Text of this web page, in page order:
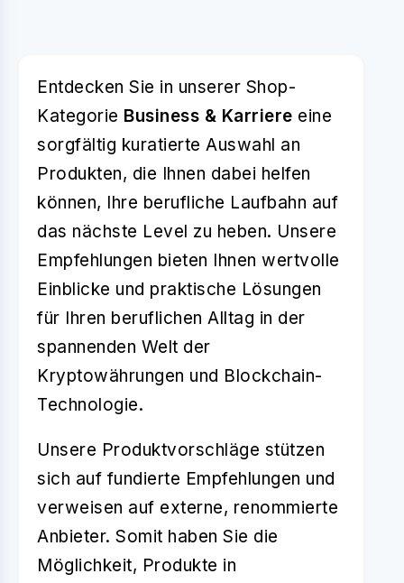
Entdecken Sie in unserer Shop-
Kategorie Business & Karriere eine
sorgfältig kuratierte Auswahl an
Produkten, die Ihnen dabei helfen
können, Ihre berufliche Laufbahn auf
das nächste Level zu heben. Unsere
Empfehlungen bieten Ihnen wertvolle
Einblicke und praktische Lösungen
für Ihren beruflichen Alltag in der
spannenden Welt der
Kryptowährungen und Blockchain-
Technologie.
Unsere Produktvorschläge stützen
sich auf fundierte Empfehlungen und
verweisen auf externe, renommierte
Anbieter. Somit haben Sie die
Möglichkeit, Produkte in